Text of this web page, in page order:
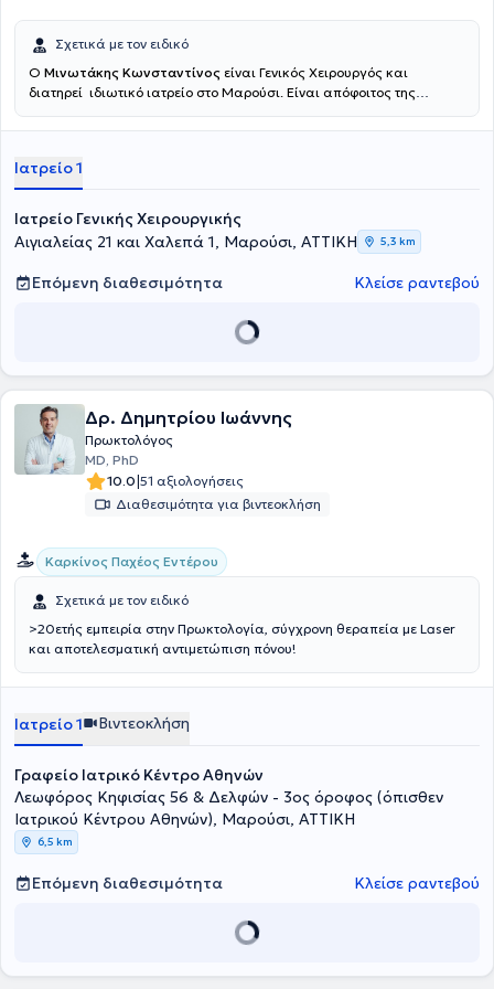
ένα από τα μεγαλύτερα ιδιωτικά Θεραπευτήρια, το Metropolitan
General, με την υποστήριξη του Ομίλου HHG - Metropolitan.
Σχετικά με τον ειδικό
Ο Μινωτάκης Κωνσταντίνος είναι Γενικός Χειρουργός και
διατηρεί ιδιωτικό ιατρείο στο Μαρούσι. Είναι απόφοιτος της
Αθηνών, στην οποία εισήχθη το 1973 με υποτροφία. Μετά το πέρας
ειδικεύθηκε στη Γενική Χειρουργική στο Νοσοκομείο του Ελληνικού
Ερυθρού Σταυρού. Υπηρέτησε επί 30ετία στη Χειρουργική Κλινική
και Αγγειολογικό Ιατρείο του 7ου Νοσοκομείου ΙΚΑ, τη Χειρουργική
Κλινική του Γενικού Νοσοκομείου Νοσημάτων Θώρακος Αθηνών
"Σωτηρία" και του Γενικού Νοσοκομείου Νέας Ιωνίας
Διευθυντού. Είναι μέλος σε πολλές ιατρικές εταιρείες και έχει
ελληνικά και διεθνή συνέδρια. Το νέο του Ιατρείο στο Μαρούσι είναι
ιατρικών τους υπηρεσιών. Διαθέτει ιδιωτικό χώρο parking, ενώ
καλύπτει πλήρως τις ανάγκες του ασθενούς και παράλληλα κάνει
την παραμονή τους ευχάριστη. Ο Ιατρός Μινωτάκης Κωνσταντίνος
είναι εξειδικευμένος στα Ιατρικά Laser, στις παθήσεις πρωκτού και
βασικό του δόγμα αποτελεί η αποφυγή των ανοιχτών χειρουργείων.
Οι ασθενείς αποφεύγουν την ταλαιπωρία τις υποτροπές, την
μεγάλη περίοδο αποθεραπείας ενώ παράλληλα κερδίζουν σε χρόνο
Ιατρείο 1
Ιατρείο Γενικής Χειρουργικής
Αιγιαλείας 21 και Χαλεπά 1, Μαρούσι, ΑΤΤΙΚΗ
5,3 km
Επόμενη διαθεσιμότητα Κλείσε ραντεβού
Δρ. Δημητρίου Ιωάννης
Πρωκτολόγος
MD, PhD
10.0|51 αξιολογήσεις
Διαθεσιμότητα για βιντεοκλήση
Καρκίνος Παχέος Εντέρου
Σχετικά με τον ειδικό
>20ετής εμπειρία στην Πρωκτολογία, σύγχρονη θεραπεία με Laser
και αποτελεσματική αντιμετώπιση πόνου!
Ιατρείο 1 Βιντεοκλήση
Γραφείο Ιατρικό Κέντρο Αθηνών
Λεωφόρος Κηφισίας 56 & Δελφών - 3ος όροφος (όπισθεν
Ιατρικού Κέντρου Αθηνών), Μαρούσι, ΑΤΤΙΚΗ
6,5 km
Επόμενη διαθεσιμότητα Κλείσε ραντεβού